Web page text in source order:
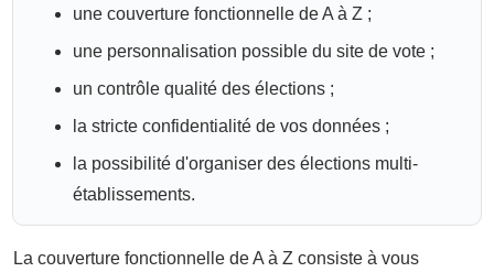
une couverture fonctionnelle de A à Z ;
une personnalisation possible du site de vote ;
un contrôle qualité des élections ;
la stricte confidentialité de vos données ;
la possibilité d'organiser des élections multi-
établissements.
La couverture fonctionnelle de A à Z consiste à vous